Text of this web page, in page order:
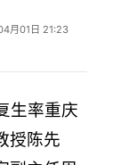
01日 21:23
生率重庆
授陈先